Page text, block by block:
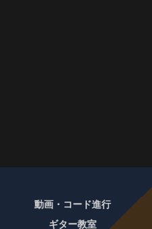
動画・コード進行
ギター教室